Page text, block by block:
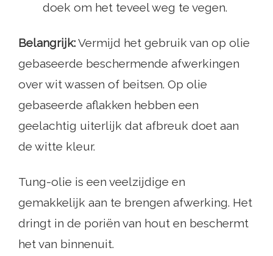
doek om het teveel weg te vegen.
Belangrijk:Vermijd het gebruik van op olie
gebaseerde beschermende afwerkingen
over wit wassen of beitsen. Op olie
gebaseerde aflakken hebben een
geelachtig uiterlijk dat afbreuk doet aan
de witte kleur.
Tung-olie is een veelzijdige en
gemakkelijk aan te brengen afwerking. Het
dringt in de poriën van hout en beschermt
het van binnenuit.